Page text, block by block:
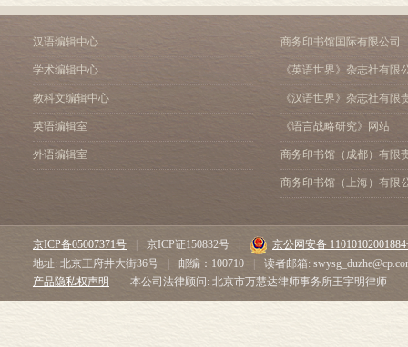
汉语编辑中心
学术编辑中心
教科文编辑中心
英语编辑室
外语编辑室
商务印书馆国际有限公司
《英语世界》杂志社有限
《汉语世界》杂志社有限
《语言战略研究》网站
商务印书馆（成都）有限
商务印书馆（上海）有限
京ICP备05007371号 京ICP证150832号
京公网安备
地址: 北京王府井大街36号
邮编：100710
读者邮箱:
产品隐私权声明
本公司法律顾问: 北京市万慧达律师事务所王宇明律师